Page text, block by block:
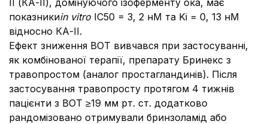
ІІ (КА-ІІ), домінуючого ізоферменту ока, має
показникиin vitro IC50 = 3, 2 нМ та Ki = 0, 13 нМ
відносно КА-II.
Ефект зниження ВОТ вивчався при застосуванні,
як комбінованої терапії, препарату Бринекс з
травопростом (аналог простагландинів). Після
застосування травопросту протягом 4 тижнів
пацієнти з ВОТ ≥19 мм рт. ст. додатково
рандомізовано отримували бринзоламід або